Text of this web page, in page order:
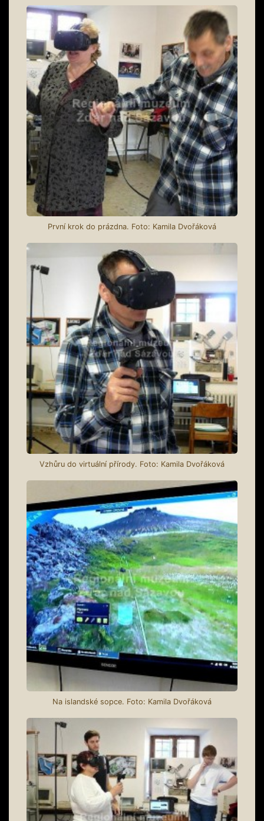
První krok do prázdna. Foto: Kamila Dvořáková
Vzhůru do virtuální přírody. Foto: Kamila Dvořáková
Na islandské sopce. Foto: Kamila Dvořáková